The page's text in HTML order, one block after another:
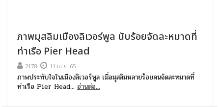
ภาพมุสลิมเมืองลิเวอร์พูล นับร้อยจัดละหมาดที่
ท่าเรือ Pier Head
2178 11 เม.ย. 65
ภาพประทับใจในเมืองลิเวอร์พูล เมื่อมุสลิมหลายร้อยคนจัดละหมาดที่
ท่าเรือ Pier Head... อ่านต่อ...